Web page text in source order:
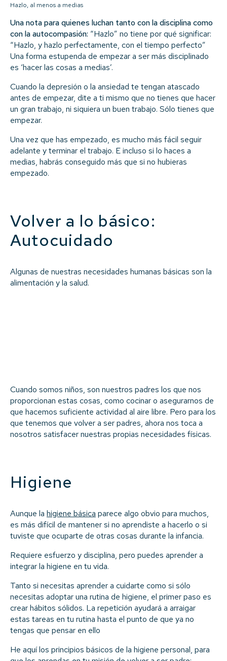
Hazlo, al menos a medias
Una nota para quienes luchan tanto con la disciplina como
con la autocompasión: “Hazlo” no tiene por qué significar:
“Hazlo, y hazlo perfectamente, con el tiempo perfecto”
Una forma estupenda de empezar a ser más disciplinado
es ‘hacer las cosas a medias’.
Cuando la depresión o la ansiedad te tengan atascado
antes de empezar, dite a ti mismo que no tienes que hacer
un gran trabajo, ni siquiera un buen trabajo. Sólo tienes que
empezar.
Una vez que has empezado, es mucho más fácil seguir
adelante y terminar el trabajo. E incluso si lo haces a
medias, habrás conseguido más que si no hubieras
empezado.
Volver a lo básico:
Autocuidado
Algunas de nuestras necesidades humanas básicas son la
alimentación y la salud.
Cuando somos niños, son nuestros padres los que nos
proporcionan estas cosas, como cocinar o asegurarnos de
que hacemos suficiente actividad al aire libre. Pero para los
que tenemos que volver a ser padres, ahora nos toca a
nosotros satisfacer nuestras propias necesidades físicas.
Higiene
Aunque la higiene básica parece algo obvio para muchos,
es más difícil de mantener si no aprendiste a hacerlo o si
tuviste que ocuparte de otras cosas durante la infancia.
Requiere esfuerzo y disciplina, pero puedes aprender a
integrar la higiene en tu vida.
Tanto si necesitas aprender a cuidarte como si sólo
necesitas adoptar una rutina de higiene, el primer paso es
crear hábitos sólidos. La repetición ayudará a arraigar
estas tareas en tu rutina hasta el punto de que ya no
tengas que pensar en ello
He aquí los principios básicos de la higiene personal, para